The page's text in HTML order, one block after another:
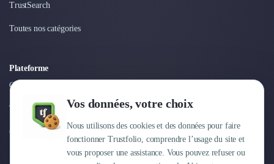
Vos données, votre choix
Nous utilisons des cookies et des données pour faire
fonctionner Trustfolio, comprendre l’usage du site et
vous proposer une assistance. Vous pouvez refuser ou
TrustSearch
Toutes nos catégories
Plateforme
Connexion
Tarifs
Centre d'aide